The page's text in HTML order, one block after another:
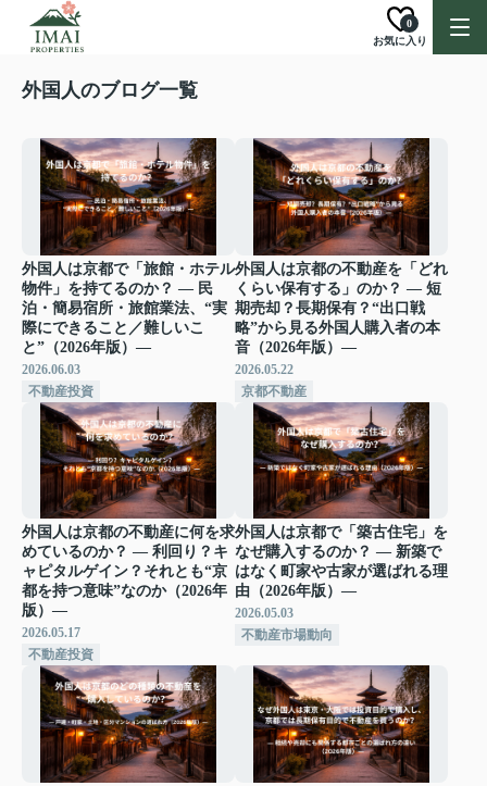
お気に入り
0
外国人のブログ一覧
外国人は京都で「旅館・ホテル
物件」を持てるのか？ ― 民
泊・簡易宿所・旅館業法、“実
際にできること／難しいこ
と”（2026年版）―
2026.06.03
不動産投資
外国人は京都の不動産を「どれ
くらい保有する」のか？ ― 短
期売却？長期保有？“出口戦
略”から見る外国人購入者の本
音（2026年版）―
2026.05.22
京都不動産
外国人は京都の不動産に何を求
めているのか？ ― 利回り？キ
ャピタルゲイン？それとも“京
都を持つ意味”なのか（2026年
版）―
2026.05.17
不動産投資
外国人は京都で「築古住宅」を
なぜ購入するのか？ ― 新築で
はなく町家や古家が選ばれる理
由（2026年版）―
2026.05.03
不動産市場動向